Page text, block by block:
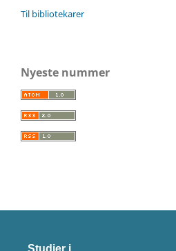
Til bibliotekarer
Nyeste nummer
Studier i